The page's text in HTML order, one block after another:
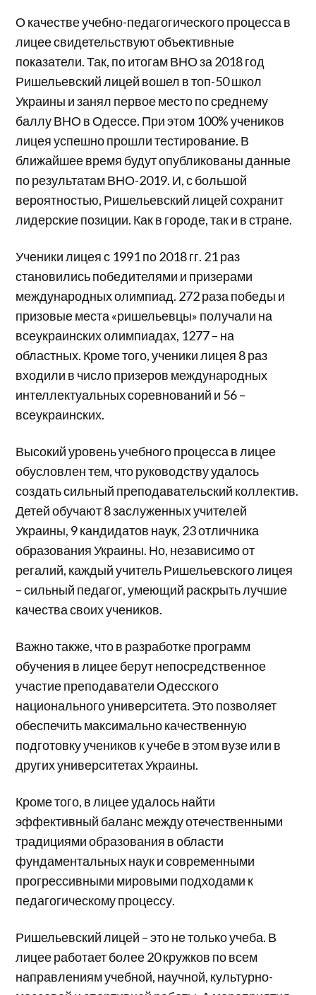
О качестве учебно-педагогического процесса в
лицее свидетельствуют объективные
показатели. Так, по итогам ВНО за 2018 год
Ришельевский лицей вошел в топ-50 школ
Украины и занял первое место по среднему
баллу ВНО в Одессе. При этом 100% учеников
лицея успешно прошли тестирование. В
ближайшее время будут опубликованы данные
по результатам ВНО-2019. И, с большой
вероятностью, Ришельевский лицей сохранит
лидерские позиции. Как в городе, так и в стране.
Ученики лицея с 1991 по 2018 гг. 21 раз
становились победителями и призерами
международных олимпиад. 272 раза победы и
призовые места «ришельевцы» получали на
всеукраинских олимпиадах, 1277 – на
областных. Кроме того, ученики лицея 8 раз
входили в число призеров международных
интеллектуальных соревнований и 56 –
всеукраинских.
Высокий уровень учебного процесса в лицее
обусловлен тем, что руководству удалось
создать сильный преподавательский коллектив.
Детей обучают 8 заслуженных учителей
Украины, 9 кандидатов наук, 23 отличника
образования Украины. Но, независимо от
регалий, каждый учитель Ришельевского лицея
– сильный педагог, умеющий раскрыть лучшие
качества своих учеников.
Важно также, что в разработке программ
обучения в лицее берут непосредственное
участие преподаватели Одесского
национального университета. Это позволяет
обеспечить максимально качественную
подготовку учеников к учебе в этом вузе или в
других университетах Украины.
Кроме того, в лицее удалось найти
эффективный баланс между отечественными
традициями образования в области
фундаментальных наук и современными
прогрессивными мировыми подходами к
педагогическому процессу.
Ришельевский лицей – это не только учеба. В
лицее работает более 20 кружков по всем
направлениям учебной, научной, культурно-